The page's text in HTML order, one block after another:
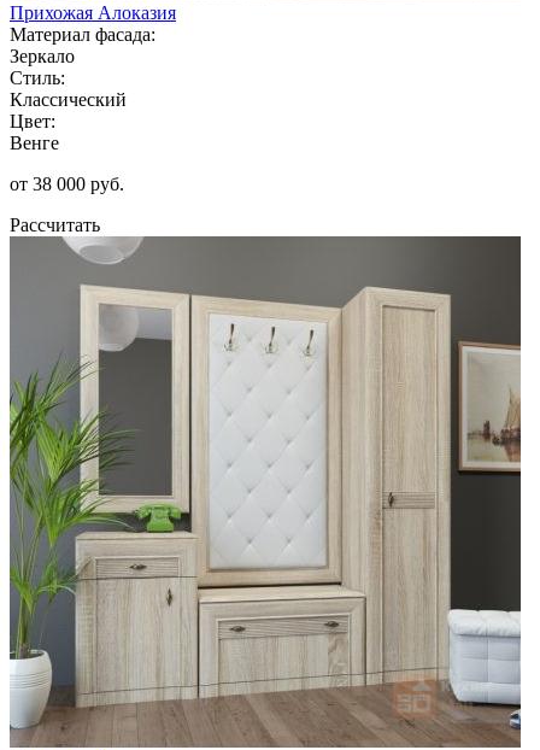
Прихожая Алоказия
Материал фасада:
Зеркало
Стиль:
Классический
Цвет:
Венге
от 38 000 руб.
Рассчитать